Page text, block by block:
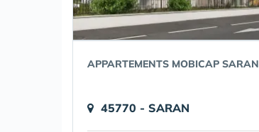
APPARTEMENTS MOBICAP SARAN
45770 - SARAN